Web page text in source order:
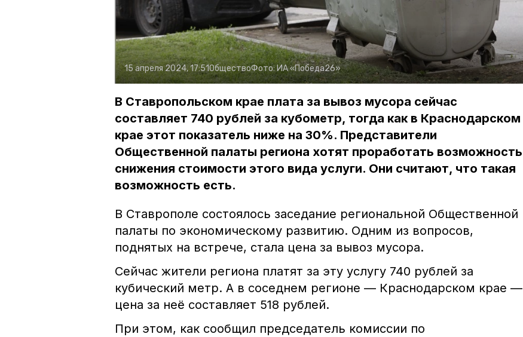
15 апреля 2024, 17:51ОбществоФото:ИА «Победа26»
В Ставропольском крае плата за вывоз мусора сейчас
составляет 740 рублей за кубометр, тогда как в Краснодарском
крае этот показатель ниже на 30%. Представители
Общественной палаты региона хотят проработать возможность
снижения стоимости этого вида услуги. Они считают, что такая
возможность есть.
В Ставрополе состоялось заседание региональной Общественной
палаты по экономическому развитию. Одним из вопросов,
поднятых на встрече, стала цена за вывоз мусора.
Сейчас жители региона платят за эту услугу 740 рублей за
кубический метр. А в соседнем регионе — Краснодарском крае —
цена за неё составляет 518 рублей.
При этом, как сообщил председатель комиссии по